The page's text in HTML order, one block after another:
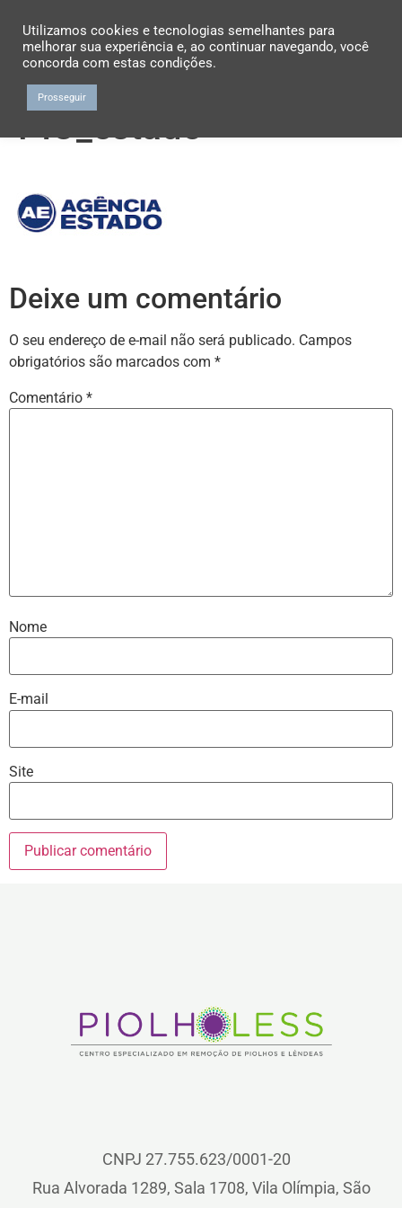
PIO_estado
Deixe um comentário
O seu endereço de e-mail não será publicado. Campos
obrigatórios são marcados com *
Comentário *
Nome
E-mail
Site
CNPJ 27.755.623/0001-20
Rua Alvorada 1289, Sala 1708, Vila Olímpia, São
Utilizamos cookies e tecnologias semelhantes para
melhorar sua experiência e, ao continuar navegando, você
concorda com estas condições.
Prosseguir